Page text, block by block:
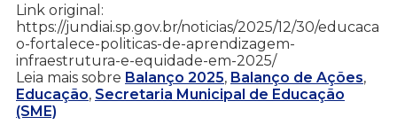
Link original:
https://jundiai.sp.gov.br/noticias/2025/12/30/educaca
o-fortalece-politicas-de-aprendizagem-
infraestrutura-e-equidade-em-2025/
Leia mais sobre Balanço 2025, Balanço de Ações,
Educação, Secretaria Municipal de Educação
(SME)